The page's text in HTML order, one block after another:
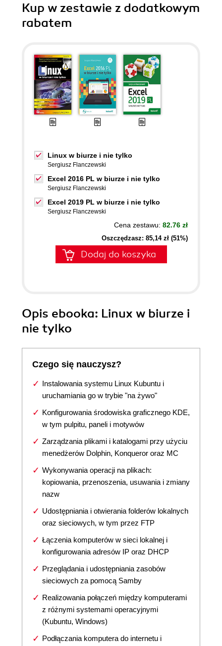
Kup w zestawie z dodatkowym
rabatem
Linux w biurze i nie tylko
Sergiusz Flanczewski
Excel 2016 PL w biurze i nie tylko
Sergiusz Flanczewski
Excel 2019 PL w biurze i nie tylko
Sergiusz Flanczewski
Cena zestawu: 82.76 zł
Oszczędzasz: 85,14 zł (51%)
Dodaj do koszyka
Opis ebooka: Linux w biurze i
nie tylko
Czego się nauczysz?
Instalowania systemu Linux Kubuntu i
uruchamiania go w trybie "na żywo"
Konfigurowania środowiska graficznego KDE,
w tym pulpitu, paneli i motywów
Zarządzania plikami i katalogami przy użyciu
menedżerów Dolphin, Konqueror oraz MC
Wykonywania operacji na plikach:
kopiowania, przenoszenia, usuwania i zmiany
nazw
Udostępniania i otwierania folderów lokalnych
oraz sieciowych, w tym przez FTP
Łączenia komputerów w sieci lokalnej i
konfigurowania adresów IP oraz DHCP
Przeglądania i udostępniania zasobów
sieciowych za pomocą Samby
Realizowania połączeń między komputerami
z różnymi systemami operacyjnymi
(Kubuntu, Windows)
Podłączania komputera do internetu i